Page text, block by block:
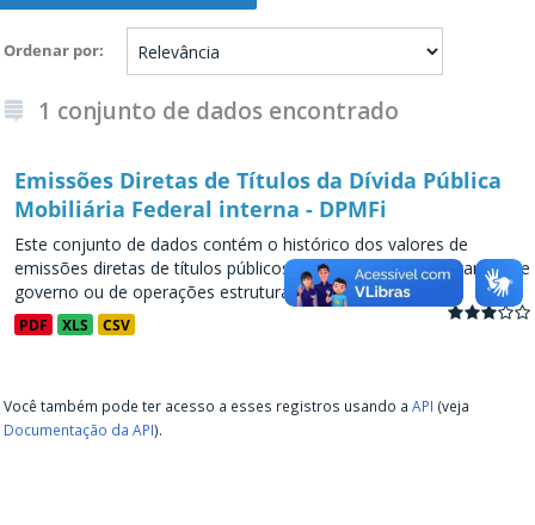
Ordenar por
1 conjunto de dados encontrado
Emissões Diretas de Títulos da Dívida Pública
Mobiliária Federal interna - DPMFi
Este conjunto de dados contém o histórico dos valores de
emissões diretas de títulos públicos, decorrentes de programas de
governo ou de operações estruturadas, a partir de...
PDF XLS CSV
Você também pode ter acesso a esses registros usando a API (veja
Documentação da API).